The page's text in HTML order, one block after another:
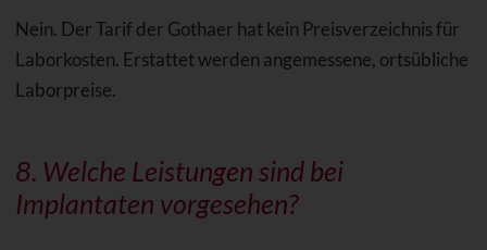
Nein. Der Tarif der Gothaer hat kein Preisverzeichnis für
Laborkosten. Erstattet werden angemessene, ortsübliche
Laborpreise.
8. Welche Leistungen sind bei
Implantaten vorgesehen?